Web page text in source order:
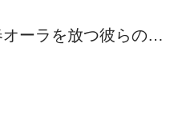
ーラを放つ彼らの…